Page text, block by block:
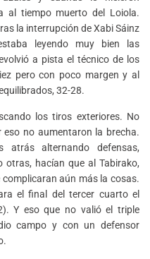
al tiempo muerto del Loiola.
la interrupción de Xabi Sáinz
leyendo muy bien las
a pista el técnico de los
pero con poco margen y al
32-28.
los tiros exteriores. No
no aumentaron la brecha.
atrás alternando defensas,
otras, hacían que al Tabirako,
aún más la cosas.
el final del tercer cuarto el
Y eso que no valió el triple
campo y con un defensor